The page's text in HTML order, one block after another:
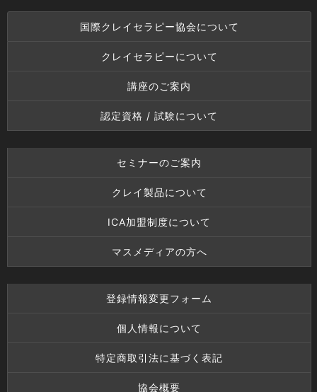
国際クレイセラピー協会について
クレイセラピーについて
講座のご案内
認定資格 / 試験について
セミナーのご案内
クレイ製品について
ICA加盟制度について
マスメディアの方へ
登録情報変更フォーム
個人情報について
特定商取引法に基づく表記
協会概要